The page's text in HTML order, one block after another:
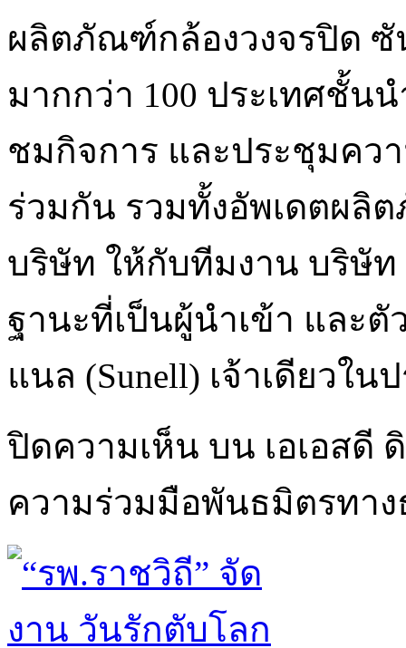
ผลิตภัณฑ์กล้องวงจรปิด ซั
มากกว่า 100 ประเทศชั้น
ชมกิจการ และประชุมคว
ร่วมกัน รวมทั้งอัพเดตผลิ
บริษัท ให้กับทีมงาน บริษัท
ฐานะที่เป็นผู้นำเข้า และ
แนล (Sunell) เจ้าเดียวใน
ปิดความเห็น บน เอเอสดี
ความร่วมมือพันธมิตรทาง